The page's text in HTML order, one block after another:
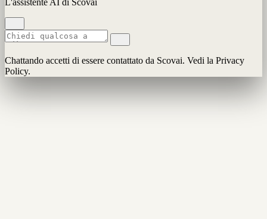
Chattando accetti di essere contattato da Scovai. Vedi la Privacy
Policy.